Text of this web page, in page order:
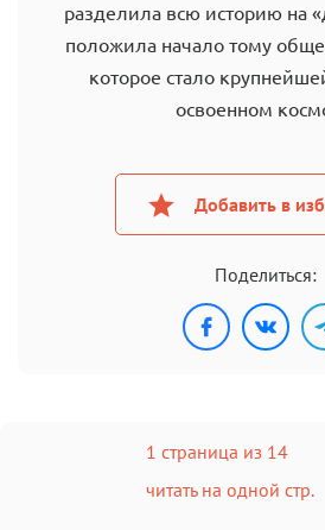
разделила всю историю на
положила начало тому
которое стало
освоенном
Добавить в
Поделиться:
1 страница из 14
читать на одной стр.